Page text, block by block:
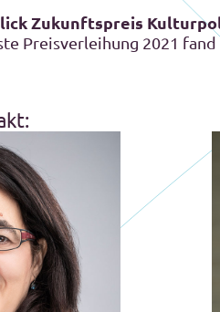
Zukunftspreis
Preisverleihung 2021